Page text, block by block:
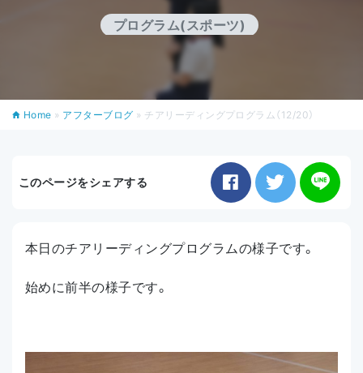
学校生活
アクセス
プログラム(スポーツ)
Home » アフターブログ » チアリーディングプログラム（12/20）
このページをシェアする
本日のチアリーディングプログラムの様子です。
始めに前半の様子です。